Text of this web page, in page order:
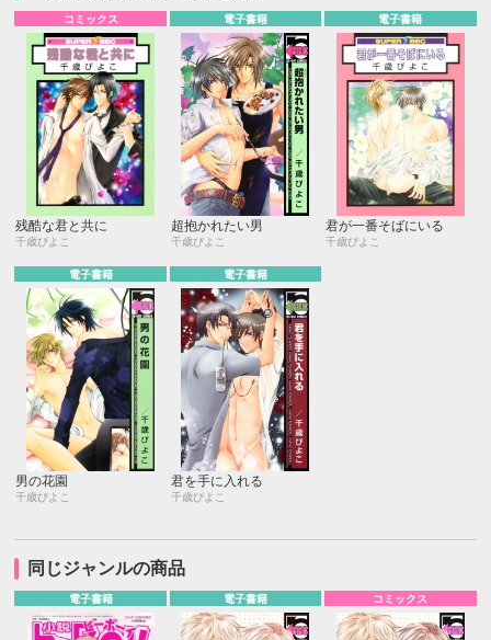
コミックス
残酷な君と共に
千歳ぴよこ
電子書籍
超抱かれたい男
千歳ぴよこ
電子書籍
君が一番そばにいる
千歳ぴよこ
電子書籍
男の花園
千歳ぴよこ
電子書籍
君を手に入れる
千歳ぴよこ
同じジャンルの商品
電子書籍 電子書籍 コミックス